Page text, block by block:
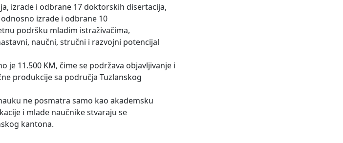
izrade i odbrane 17 doktorskih disertacija,
izrade i odbrane 10
podršku mladim istraživačima,
naučni, stručni i razvojni potencijal
je 11.500 KM, čime se podržava objavljivanje i
produkcije sa područja Tuzlanskog
ne posmatra samo kao akademsku
i mlade naučnike stvaraju se
kantona.